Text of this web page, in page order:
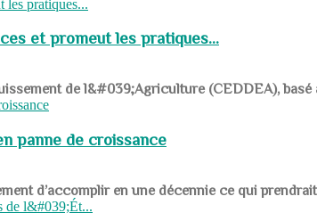
et promeut les pratiques...
de l&#039;Agriculture (CEDDEA), basé
panne de croissance
d’accomplir en une décennie ce qui